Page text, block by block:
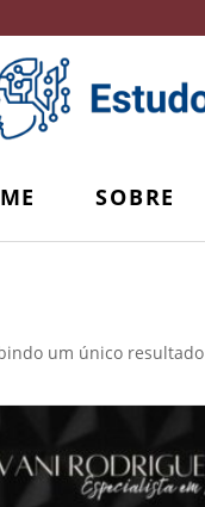
SOBRE
um único resultado